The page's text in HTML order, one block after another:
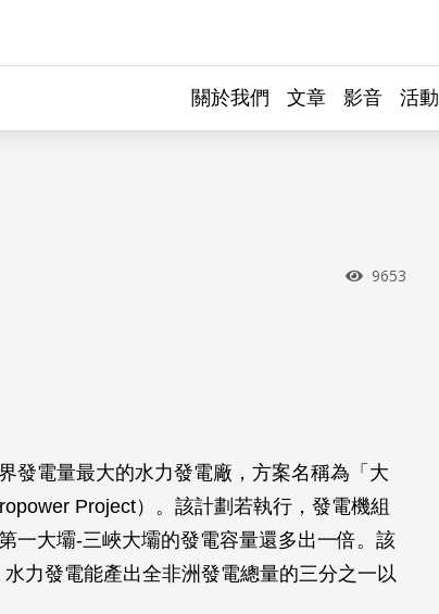
關於我們 文章 影音 活動
瀏覽次數
9653
發電量最大的水力發電廠，方案名稱為「大
Project）。該計劃若執行，發電機組
一大壩-三峽大壩的發電容量還多出一倍。該
力發電能產出全非洲發電總量的三分之一以